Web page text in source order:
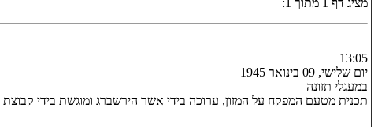
מציג דף 1 מתוך 1:
13:05
יום שלישי, 09 בינואר 1945
במעגלי תזונה
תכנית מטעם המפקח על המזון, ערוכה בידי אשר הירשברג ומוגשת בידי קבוצת